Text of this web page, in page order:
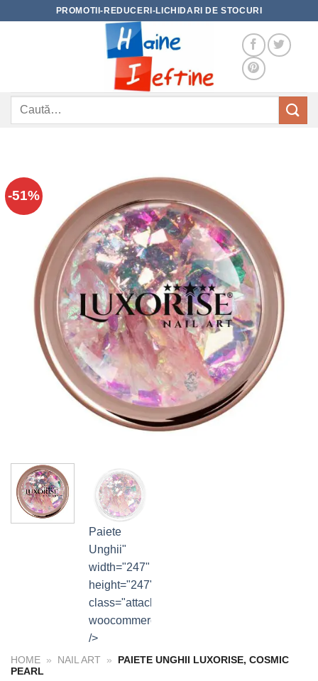
PROMOTII-REDUCERI-LICHIDARI DE STOCURI
Caută
-51%
Paiete
Unghii"
width="247"
height="247"
class="attachment-
woocommerce_thumbnail"
/>
HOME » NAIL ART »
PAIETE UNGHII LUXORISE, COSMIC
PEARL